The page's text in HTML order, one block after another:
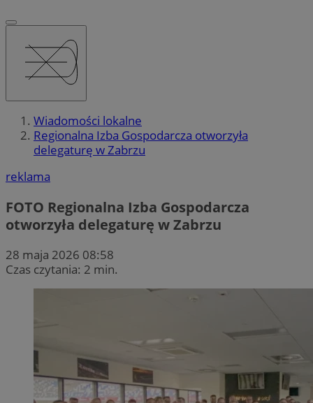
Wiadomości lokalne
Regionalna Izba Gospodarcza otworzyła
delegaturę w Zabrzu
reklama
FOTO Regionalna Izba Gospodarcza
otworzyła delegaturę w Zabrzu
28 maja 2026 08:58
Czas czytania: 2 min.